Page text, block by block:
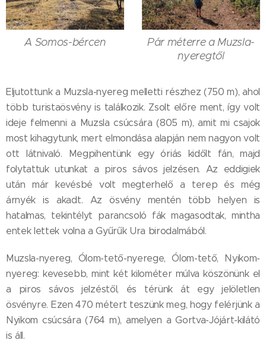
A Somos-bércen
Pár méterre a Muzsla-
nyeregtől
Eljutottunk a Muzsla-nyereg melletti részhez (750 m), ahol
több turistaösvény is találkozik. Zsolt előre ment, így volt
ideje felmenni a Muzsla csúcsára (805 m), amit mi csajok
most kihagytunk, mert elmondása alapján nem nagyon volt
ott látnivaló. Megpihentünk egy óriás kidőlt fán, majd
folytattuk utunkat a piros sávos jelzésen. Az eddigiek
után már kevésbé volt megterhelő a terep és még
árnyék is akadt. Az ösvény mentén több helyen is
hatalmas, tekintélyt parancsoló fák magasodtak, mintha
entek lettek volna a Gyűrűk Ura birodalmából.
Muzsla-nyereg, Ólom-tető-nyerege, Ólom-tető, Nyikom-
nyereg: kevesebb, mint két kilométer múlva köszönünk el
a piros sávos jelzéstől, és térünk át egy jelöletlen
ösvényre. Ezen 470 métert teszünk meg, hogy felérjünk a
Nyikom csúcsára (764 m), amelyen a Gortva-Jójárt-kilátó
is áll.